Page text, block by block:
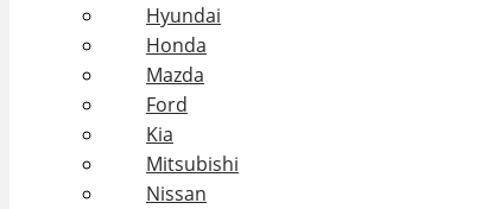
Hyundai
Honda
Mazda
Ford
Kia
Mitsubishi
Nissan